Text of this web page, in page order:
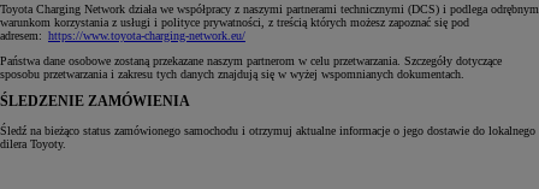
Toyota Charging Network działa we współpracy z naszymi partnerami technicznymi (DCS) i podlega odrębnym
warunkom korzystania z usługi i polityce prywatności, z treścią których możesz zapoznać się pod
adresem: https://www.toyota-charging-network.eu/
Państwa dane osobowe zostaną przekazane naszym partnerom w celu przetwarzania. Szczegóły dotyczące
sposobu przetwarzania i zakresu tych danych znajdują się w wyżej wspomnianych dokumentach.
ŚLEDZENIE ZAMÓWIENIA
Śledź na bieżąco status zamówionego samochodu i otrzymuj aktualne informacje o jego dostawie do lokalnego
dilera Toyoty.